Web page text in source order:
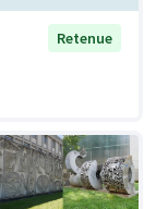
Retenue